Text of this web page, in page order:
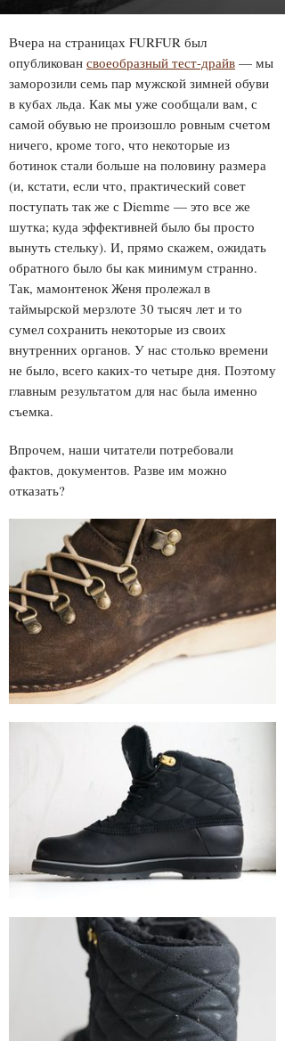
Вчера на страницах FURFUR был
опубликован своеобразный тест-драйв — мы
заморозили семь пар мужской зимней обуви
в кубах льда. Как мы уже сообщали вам, с
самой обувью не произошло ровным счетом
ничего, кроме того, что некоторые из
ботинок стали больше на половину размера
(и, кстати, если что, практический совет
поступать так же с Diemme — это все же
шутка; куда эффективней было бы просто
вынуть стельку). И, прямо скажем, ожидать
обратного было бы как минимум странно.
Так, мамонтенок Женя пролежал в
таймырской мерзлоте 30 тысяч лет и то
сумел сохранить некоторые из своих
внутренних органов. У нас столько времени
не было, всего каких-то четыре дня. Поэтому
главным результатом для нас была именно
съемка.
Впрочем, наши читатели потребовали
фактов, документов. Разве им можно
отказать?